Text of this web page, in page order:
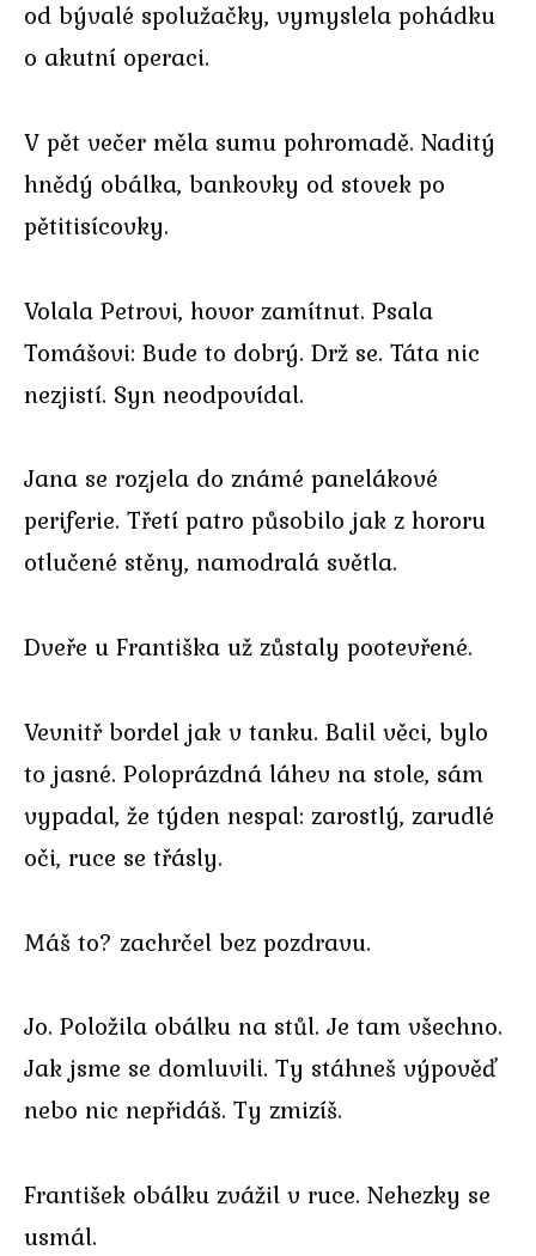
od bývalé spolužačky, vymyslela pohádku
o akutní operaci.
V pět večer měla sumu pohromadě. Naditý
hnědý obálka, bankovky od stovek po
pětitisícovky.
Volala Petrovi, hovor zamítnut. Psala
Tomášovi: Bude to dobrý. Drž se. Táta nic
nezjistí. Syn neodpovídal.
Jana se rozjela do známé panelákové
periferie. Třetí patro působilo jak z hororu
otlučené stěny, namodralá světla.
Dveře u Františka už zůstaly pootevřené.
Vevnitř bordel jak v tanku. Balil věci, bylo
to jasné. Poloprázdná láhev na stole, sám
vypadal, že týden nespal: zarostlý, zarudlé
oči, ruce se třásly.
Máš to? zachrčel bez pozdravu.
Jo. Položila obálku na stůl. Je tam všechno.
Jak jsme se domluvili. Ty stáhneš výpověď
nebo nic nepřidáš. Ty zmizíš.
František obálku zvážil v ruce. Nehezky se
usmál.